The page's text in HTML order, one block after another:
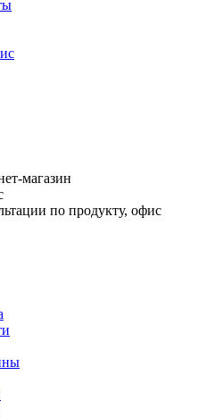
магазин
по продукту, офис